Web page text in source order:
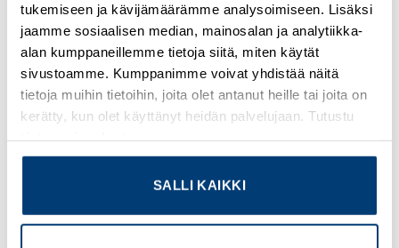
tukemiseen ja kävijämäärämme analysoimiseen. Lisäksi
jaamme sosiaalisen median, mainosalan ja analytiikka-
alan kumppaneillemme tietoja siitä, miten käytät
sivustoamme. Kumppanimme voivat yhdistää näitä
tietoja muihin tietoihin, joita olet antanut heille tai joita on
kerätty, kun olet käyttänyt heidän palvelujaan. Tutustu
SALLI KAIKKI
Asennusaukon halkaisija
22 mm
Jakamaton myyntimäärä
Ohjauskalusteen muoto
Suorakulmainen
Jousipalautus